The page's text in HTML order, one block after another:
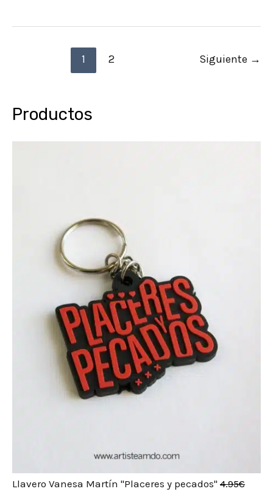
1 2 Siguiente →
Productos
Llavero Vanesa Martín "Placeres y pecados" 4.95€